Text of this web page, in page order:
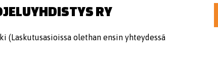
RY
(Laskutusasioissa olethan ensin yhteydessä